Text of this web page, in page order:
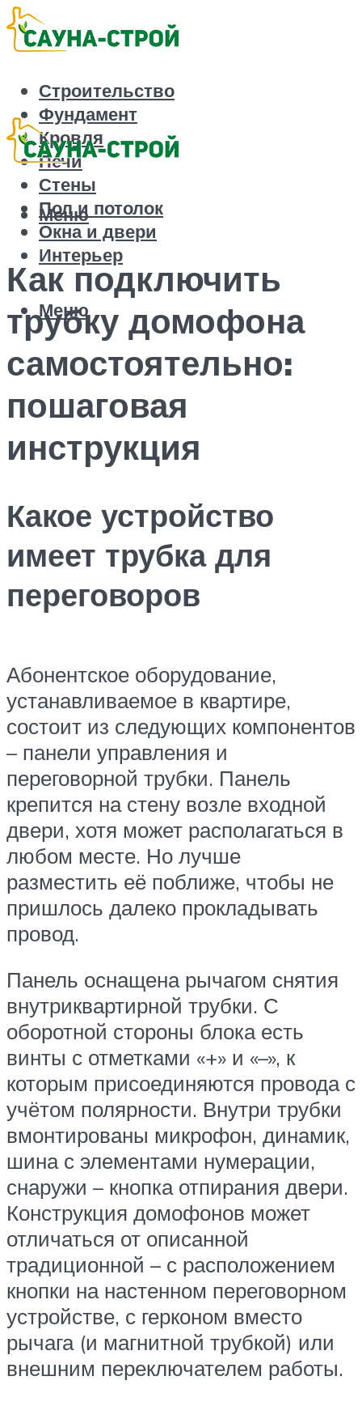
Строительство
Фундамент
Кровля
Печи
Стены
Пол и потолок
Окна и двери
Интерьер
Меню
Меню
Как подключить
трубку домофона
самостоятельно:
пошаговая
инструкция
Какое устройство
имеет трубка для
переговоров
Абонентское оборудование,
устанавливаемое в квартире,
состоит из следующих компонентов
– панели управления и
переговорной трубки. Панель
крепится на стену возле входной
двери, хотя может располагаться в
любом месте. Но лучше
разместить её поближе, чтобы не
пришлось далеко прокладывать
провод.
Панель оснащена рычагом снятия
внутриквартирной трубки. С
оборотной стороны блока есть
винты с отметками «+» и «–», к
которым присоединяются провода с
учётом полярности. Внутри трубки
вмонтированы микрофон, динамик,
шина с элементами нумерации,
снаружи – кнопка отпирания двери.
Конструкция домофонов может
отличаться от описанной
традиционной – с расположением
кнопки на настенном переговорном
устройстве, с герконом вместо
рычага (и магнитной трубкой) или
внешним переключателем работы.